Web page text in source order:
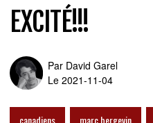
EXCITÉ!!!
Par David Garel
Le 2021-11-04
canadiens marc bergevin